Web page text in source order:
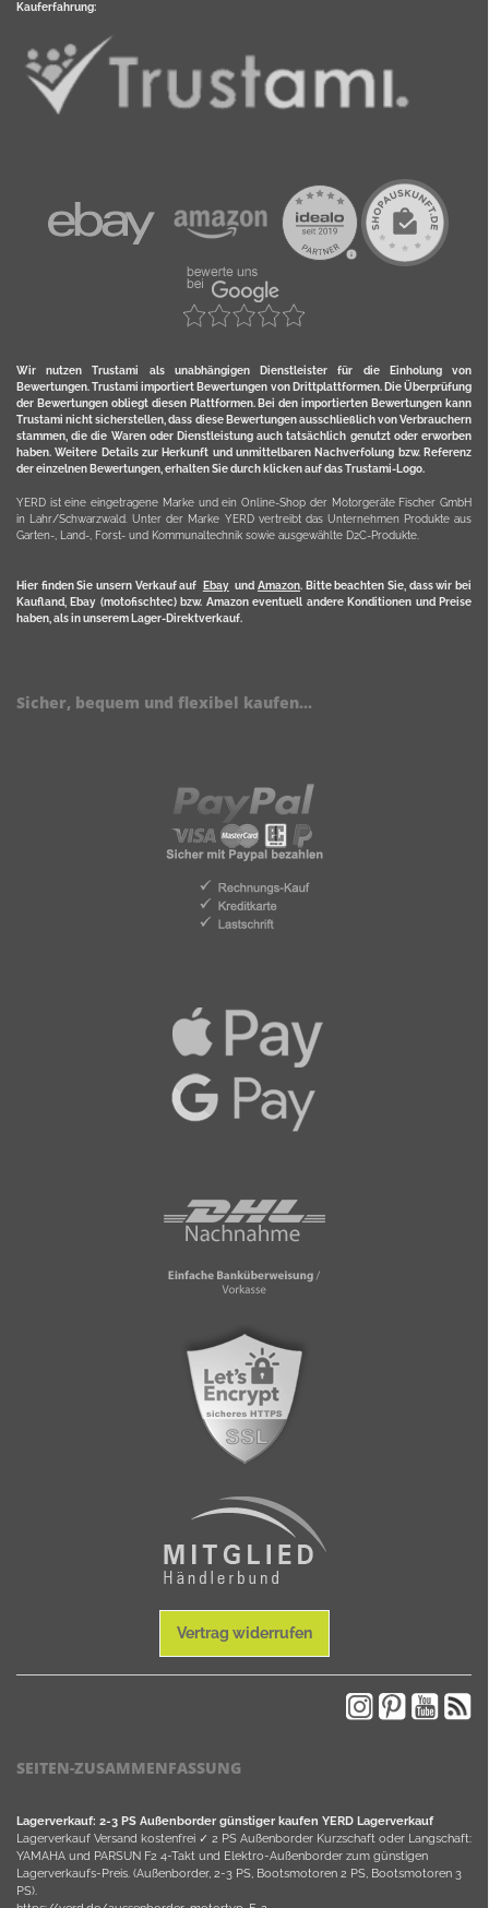
Kauferfahrung:
Wir nutzen Trustami als unabhängigen Dienstleister für die Einholung von
Bewertungen. Trustami importiert Bewertungen von Drittplattformen. Die Überprüfung
der Bewertungen obliegt diesen Plattformen. Bei den importierten Bewertungen kann
Trustami nicht sicherstellen, dass diese Bewertungen ausschließlich von Verbrauchern
stammen, die die Waren oder Dienstleistung auch tatsächlich genutzt oder erworben
haben. Weitere Details zur Herkunft und unmittelbaren Nachverfolung bzw. Referenz
der einzelnen Bewertungen, erhalten Sie durch klicken auf das Trustami-Logo.
YERD ist eine eingetragene Marke und ein Online-Shop der Motorgeräte Fischer GmbH
in Lahr/Schwarzwald. Unter der Marke YERD vertreibt das Unternehmen Produkte aus
Garten-, Land-, Forst- und Kommunaltechnik sowie ausgewählte D2C-Produkte.
Hier finden Sie unsern Verkauf auf Ebayund Amazon. Bitte beachten Sie, dass wir bei
Kaufland, Ebay (motofischtec) bzw. Amazon eventuell andere Konditionen und Preise
haben, als in unserem Lager-Direktverkauf.
Sicher, bequem und flexibel kaufen...
Vertrag widerrufen
SEITEN-ZUSAMMENFASSUNG
Lagerverkauf: 2-3 PS Außenborder günstiger kaufen YERD Lagerverkauf
Lagerverkauf Versand kostenfrei ✓ 2 PS Außenborder Kurzschaft oder Langschaft:
YAMAHA und PARSUN F2 4-Takt und Elektro-Außenborder zum günstigen
Lagerverkaufs-Preis. (Außenborder, 2-3 PS, Bootsmotoren 2 PS, Bootsmotoren 3
PS).